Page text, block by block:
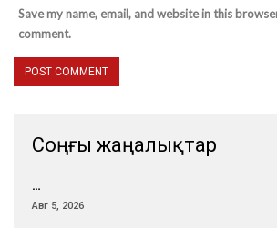
Save my name, email, and website in this
comment.
Соңғы жаңалықтар
…
Авг 5, 2026